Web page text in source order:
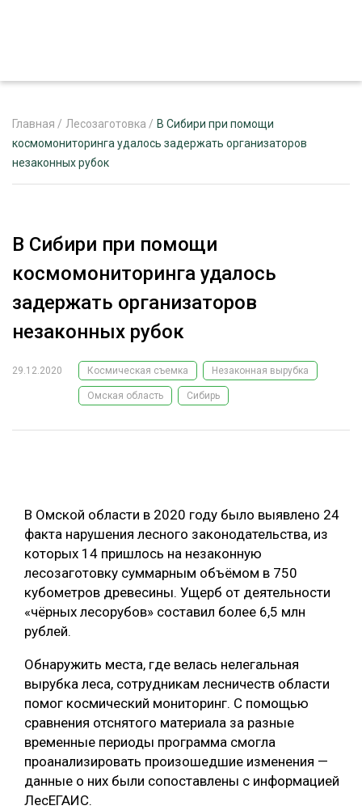
ЖУРНАЛ «ЛЕСНОЙ КОМПЛЕКС»
ЛЕСНОЕ ХОЗЯЙСТВО
ОБРАБОТКА ДРЕВЕСИНЫ
ПРОИЗВОДСТВО ДРЕВЕСНЫХ ПЛИТ
ЦБП
КОМПЛЕКСНАЯ ПЕРЕРАБОТКА
ЛЕСОПИЛЕНИЕ
ДЕРЕВЯННОЕ ДОМОСТРОЕНИЕ
БЕЗОПАСНОЕ ПРОИЗВОДСТВО
СОРТИРОВКА ДРЕВЕСИНЫ
СУШКА ДРЕВЕСИНЫ
МЕБЕЛЬНОЕ ПРОИЗВОДСТВО
ПОДБОРКИ СТАТЕЙ
ЭКСПЕРТНОЕ МНЕНИЕ
Главная / Лесозаготовка / В Сибири при помощи
космомониторинга удалось задержать организаторов
незаконных рубок
В Сибири при помощи
космомониторинга удалось
задержать организаторов
незаконных рубок
29.12.2020 Космическая съемка Незаконная вырубка
Омская область Сибирь
В Омской области в 2020 году было выявлено 24
факта нарушения лесного законодательства, из
которых 14 пришлось на незаконную
лесозаготовку суммарным объёмом в 750
кубометров древесины. Ущерб от деятельности
«чёрных лесорубов» составил более 6,5 млн
рублей.
Обнаружить места, где велась нелегальная
вырубка леса, сотрудникам лесничеств области
помог космический мониторинг. С помощью
сравнения отснятого материала за разные
временные периоды программа смогла
проанализировать произошедшие изменения —
данные о них были сопоставлены с информацией
ЛесЕГАИС.